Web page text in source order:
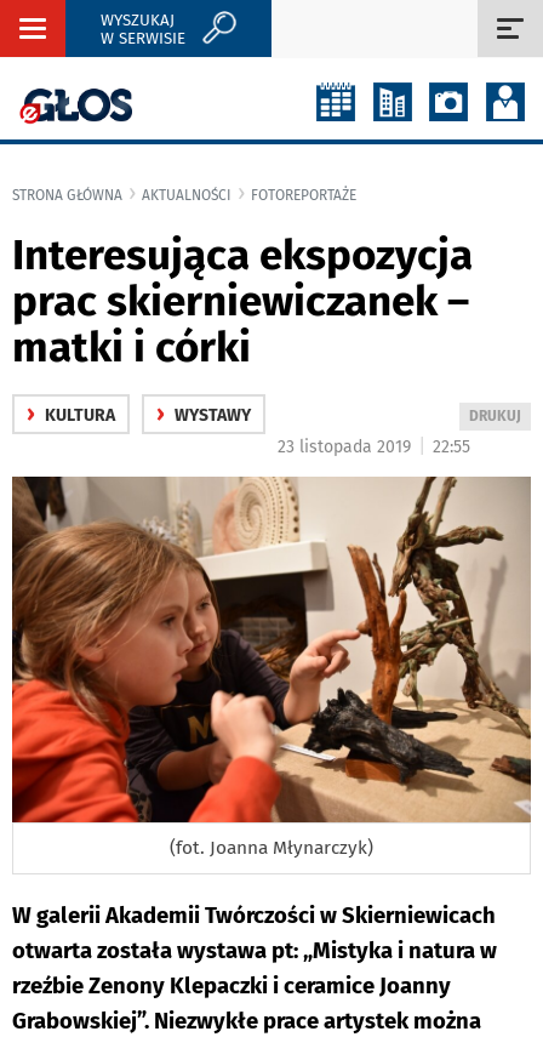
Rozwiń
WYSZUKAJ
W SERWISIE
STRONA GŁÓWNA AKTUALNOŚCI FOTOREPORTAŻE
Interesująca ekspozycja
prac skierniewiczanek –
matki i córki
› KULTURA › WYSTAWY
WYDRUKUJ
DRUKUJ
23 listopada 2019 22:55
(fot. Joanna Młynarczyk)
W galerii Akademii Twórczości w Skierniewicach
otwarta została wystawa pt: „Mistyka i natura w
rzeźbie Zenony Klepaczki i ceramice Joanny
Grabowskiej”. Niezwykłe prace artystek można